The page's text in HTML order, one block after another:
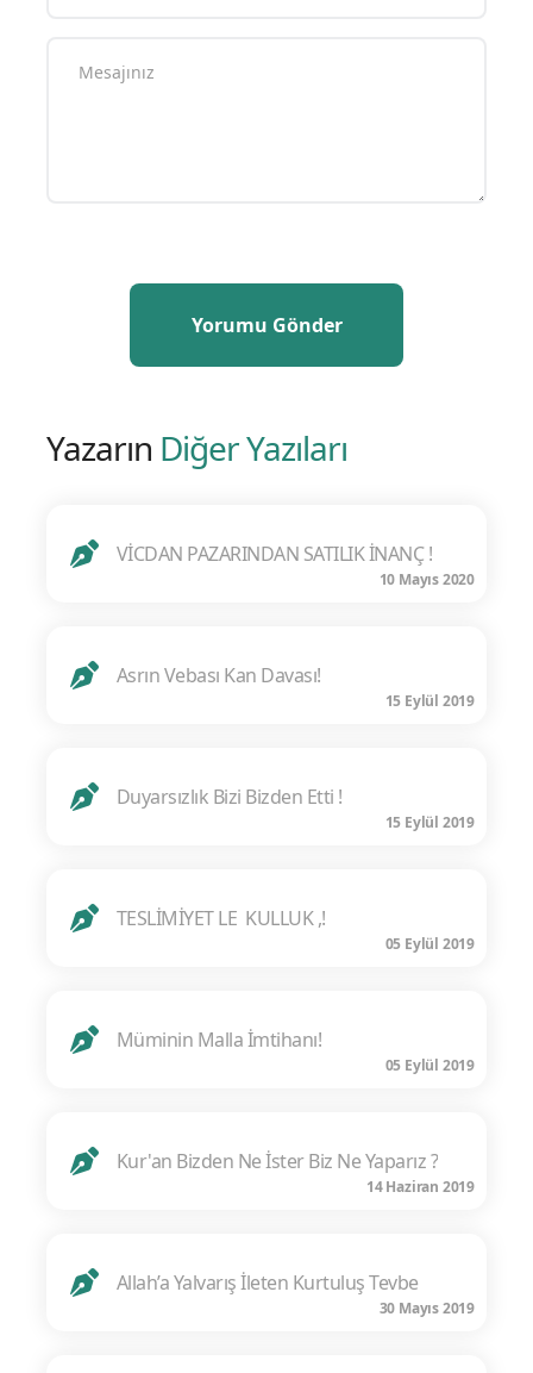
Yazarın Diğer Yazıları
VİCDAN PAZARINDAN SATILIK İNANÇ !
10 Mayıs 2020
Asrın Vebası Kan Davası!
15 Eylül 2019
Duyarsızlık Bizi Bizden Etti !
15 Eylül 2019
TESLİMİYET LE KULLUK ,!
05 Eylül 2019
Müminin Malla İmtihanı!
05 Eylül 2019
Kur'an Bizden Ne İster Biz Ne Yaparız ?
14 Haziran 2019
Allah’a Yalvarış İleten Kurtuluş Tevbe
30 Mayıs 2019